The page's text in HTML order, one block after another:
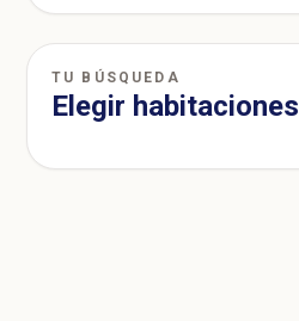
TU BÚSQUEDA
Elegir habitaciones